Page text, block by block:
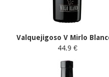
Valquejigoso V Mirlo
44.9 €